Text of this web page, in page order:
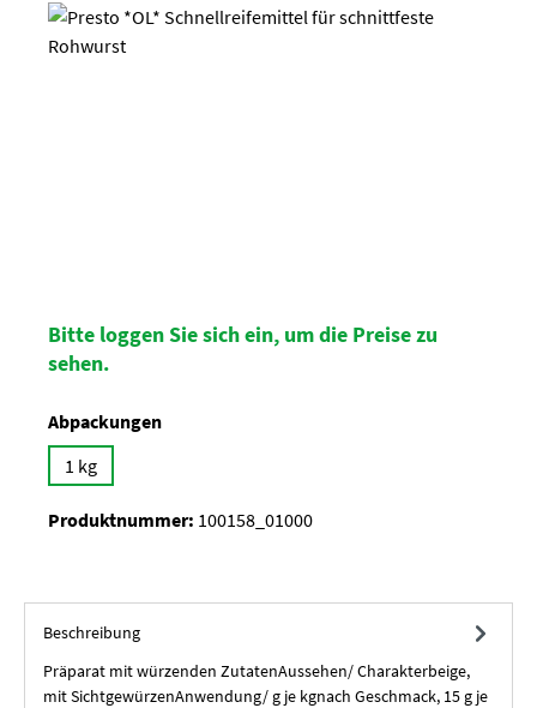
Bildergalerie überspringen
Bitte loggen Sie sich ein, um die Preise zu
sehen.
Abpackungenauswählen
1 kg
Produktnummer: 100158_01000
Beschreibung
Präparat mit würzenden ZutatenAussehen/ Charakterbeige,
mit SichtgewürzenAnwendung/ g je kgnach Geschmack, 15 g je